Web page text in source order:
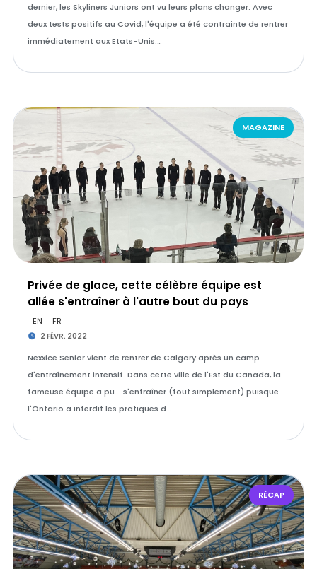
dernier, les Skyliners Juniors ont vu leurs plans changer. Avec
deux tests positifs au Covid, l'équipe a été contrainte de rentrer
immédiatement aux Etats-Unis.…
MAGAZINE
Privée de glace, cette célèbre équipe est
allée s'entraîner à l'autre bout du pays
EN FR
2 FÉVR. 2022
Nexxice Senior vient de rentrer de Calgary après un camp
d'entraînement intensif. Dans cette ville de l'Est du Canada, la
fameuse équipe a pu... s'entraîner (tout simplement) puisque
l'Ontario a interdit les pratiques d…
RÉCAP